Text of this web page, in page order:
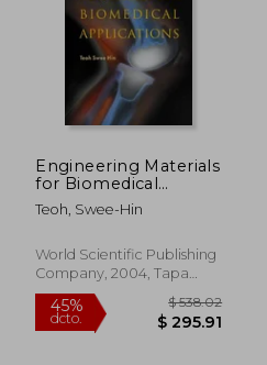
Engineering Materials
for Biomedical
Applications (en
Inglés)
Teoh, Swee-Hin
World Scientific Publishing
Company, 2004, Tapa
Dura, Nuevo